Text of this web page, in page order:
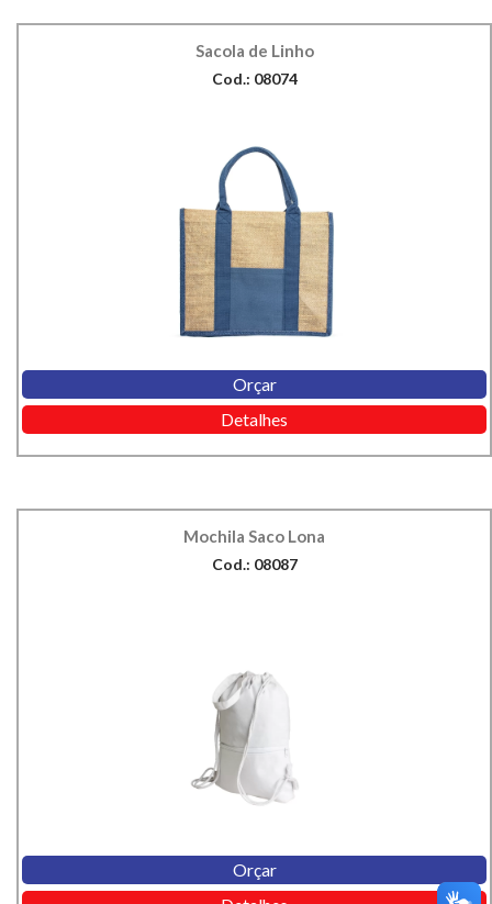
Sacola de Linho
Cod.: 08074
Orçar
Detalhes
Mochila Saco Lona
Cod.: 08087
Orçar